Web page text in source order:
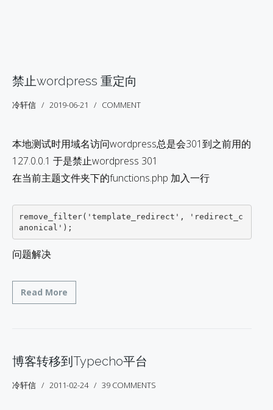
禁止wordpress 重定向
冷轩信 2019-06-21 COMMENT
本地测试时用域名访问wordpress总是会301到之前用的
127.0.0.1 于是禁止wordpress 301
在当前主题文件夹下的functions.php 加入一行
remove_filter('template_redirect', 'redirect_c
问题解决
Read More
博客转移到Typecho平台
冷轩信 2011-02-24 39 COMMENTS